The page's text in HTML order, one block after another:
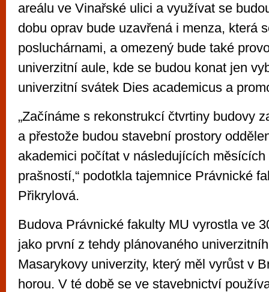
areálu ve Vinařské ulici a využívat se
dobu oprav bude uzavřená i menza, která
posluchárnami, a omezený bude také
univerzitní aule, kde se budou konat jen
univerzitní svátek Dies academicus a
„Začínáme s rekonstrukcí čtvrtiny budovy
a přestože budou stavební prostory
akademici počítat v následujících měsících
prašností,“ podotkla tajemnice Právnické
Přikrylová.
Budova Právnické fakulty MU vyrostla ve
jako první z tehdy plánovaného
Masarykovy univerzity, který měl vyrůst v
horou. V té době se ve stavebnictví